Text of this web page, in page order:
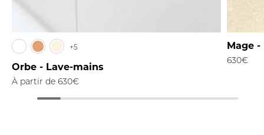
+5
Orbe - Lave-mains
À partir de 630€
Mage
630€